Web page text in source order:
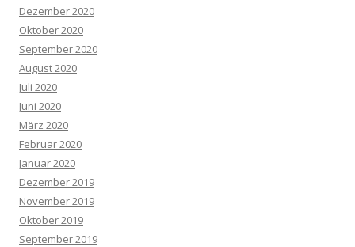
Dezember 2020
Oktober 2020
September 2020
August 2020
Juli 2020
Juni 2020
März 2020
Februar 2020
Januar 2020
Dezember 2019
November 2019
Oktober 2019
September 2019